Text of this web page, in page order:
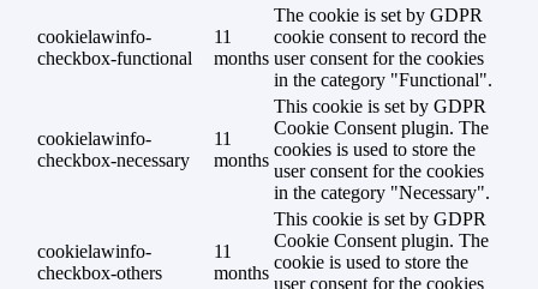
cookielawinfo-
checkbox-functional
11
months
The cookie is set by GDPR
cookie consent to record the
user consent for the cookies
in the category "Functional".
cookielawinfo-
checkbox-necessary
11
months
This cookie is set by GDPR
Cookie Consent plugin. The
cookies is used to store the
user consent for the cookies
in the category "Necessary".
cookielawinfo-
checkbox-others
11
months
This cookie is set by GDPR
Cookie Consent plugin. The
cookie is used to store the
user consent for the cookies